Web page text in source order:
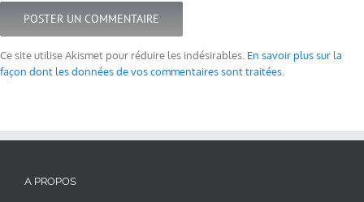
Ce site utilise Akismet pour réduire les indésirables. En savoir plus sur la
façon dont les données de vos commentaires sont traitées
A PROPOS